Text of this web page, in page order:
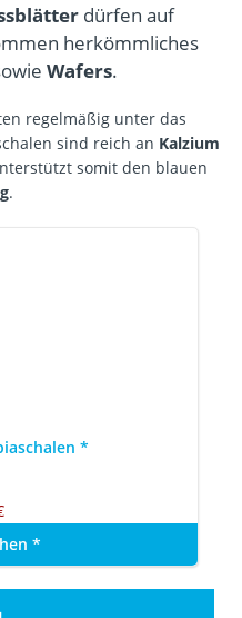
dürfen auf
herkömmliches
Wafers.
regelmäßig unter das
sind reich an Kalzium
somit den blauen
.
*
*